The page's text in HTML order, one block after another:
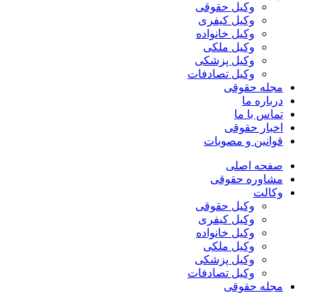
وکیل حقوقی
وکیل کیفری
وکیل خانواده
وکیل ملکی
وکیل پزشکی
وکیل تصادفات
مجله حقوقی
درباره ما
تماس با ما
اخبار حقوقی
قوانین و مصوبات
صفحه اصلی
مشاوره حقوقی
وکالت
وکیل حقوقی
وکیل کیفری
وکیل خانواده
وکیل ملکی
وکیل پزشکی
وکیل تصادفات
مجله حقوقی